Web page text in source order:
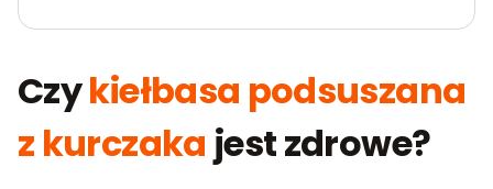
Czykiełbasa podsuszana
z kurczaka jest zdrowe?